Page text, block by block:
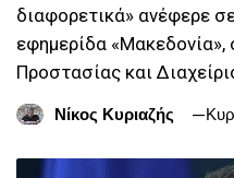
διαφορετικά» ανέφερε
εφημερίδα
Προστασίας και
Νίκος Κυριαζής